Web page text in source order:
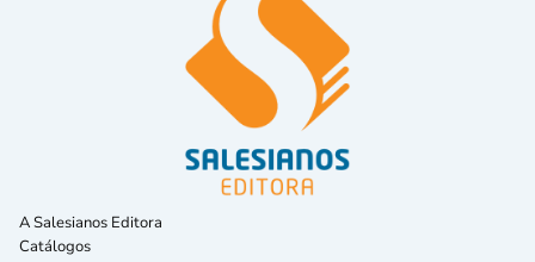
A Salesianos Editora
Catálogos